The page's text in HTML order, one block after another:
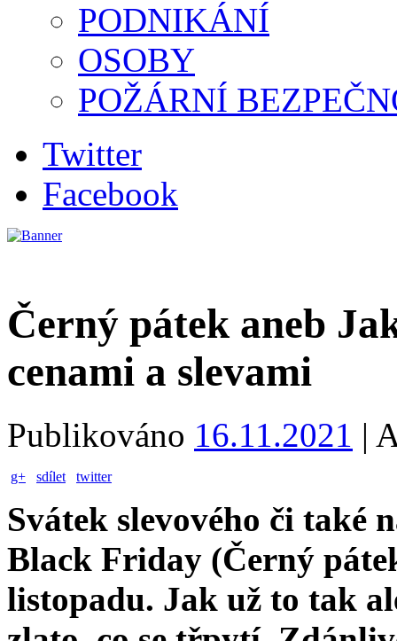
PODNIKÁNÍ
OSOBY
POŽÁRNÍ
Twitter
Facebook
Černý pátek aneb
cenami a slevami
Publikováno 16.11.2021 |
g+ sdílet twitter
Svátek slevového či také
Black Friday (Černý
listopadu. Jak už to tak